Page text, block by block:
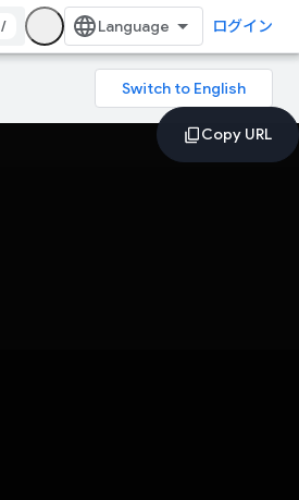
/ ログイン